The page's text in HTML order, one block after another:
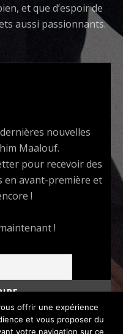
et que d’espoir de
aussi passionnants.
nouvelles
Maalouf.
pour recevoir des
en avant-première et
!
!
policy
offrir une expérience
et vous proposer du
votre navigation sur ce